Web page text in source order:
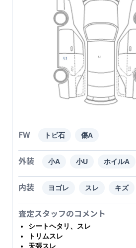
FW トビ石 傷A
外装 小A 小U ホイルA
内装 ヨゴレ スレ キズ
査定スタッフのコメント
シートヘタリ、スレ
トリムスレ
天張スレ